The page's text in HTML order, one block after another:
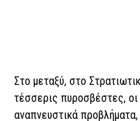
Στο μεταξύ, στο
τέσσερις πυροσβέστες,
αναπνευστικά